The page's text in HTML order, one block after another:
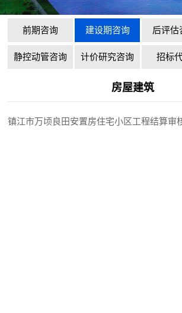
前期咨询 建设期咨询 后评估
静控动管咨询 计价研究咨询 招标
房屋建筑
镇江市万顷良田安置房住宅小区工程结算审